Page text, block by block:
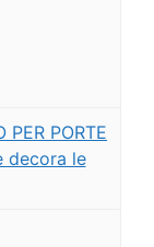
PER PORTE
decora le